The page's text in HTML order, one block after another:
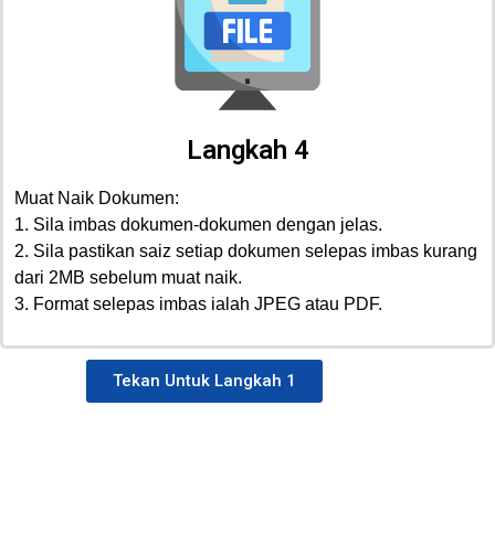
Langkah 4
Muat Naik Dokumen:
1. Sila imbas dokumen-dokumen dengan jelas.
2. Sila pastikan saiz setiap dokumen selepas imbas kurang
dari 2MB sebelum muat naik.
3. Format selepas imbas ialah JPEG atau PDF.
Tekan Untuk Langkah 1